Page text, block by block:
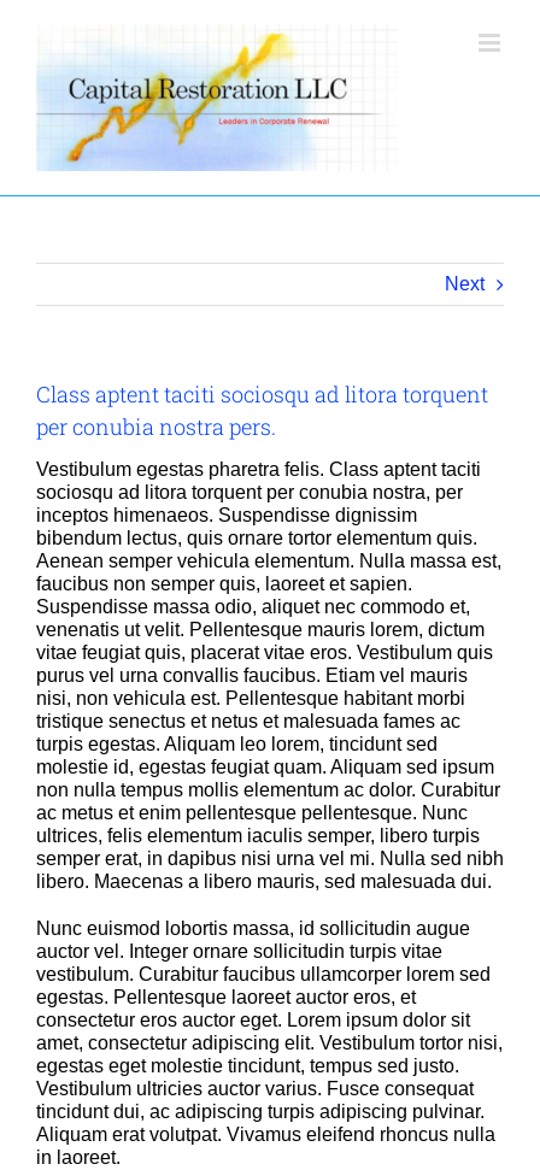
Next
Class aptent taciti sociosqu ad litora torquent
per conubia nostra pers.
Vestibulum egestas pharetra felis. Class aptent taciti
sociosqu ad litora torquent per conubia nostra, per
inceptos himenaeos. Suspendisse dignissim
bibendum lectus, quis ornare tortor elementum quis.
Aenean semper vehicula elementum. Nulla massa est,
faucibus non semper quis, laoreet et sapien.
Suspendisse massa odio, aliquet nec commodo et,
venenatis ut velit. Pellentesque mauris lorem, dictum
vitae feugiat quis, placerat vitae eros. Vestibulum quis
purus vel urna convallis faucibus. Etiam vel mauris
nisi, non vehicula est. Pellentesque habitant morbi
tristique senectus et netus et malesuada fames ac
turpis egestas. Aliquam leo lorem, tincidunt sed
molestie id, egestas feugiat quam. Aliquam sed ipsum
non nulla tempus mollis elementum ac dolor. Curabitur
ac metus et enim pellentesque pellentesque. Nunc
ultrices, felis elementum iaculis semper, libero turpis
semper erat, in dapibus nisi urna vel mi. Nulla sed nibh
libero. Maecenas a libero mauris, sed malesuada dui.
Nunc euismod lobortis massa, id sollicitudin augue
auctor vel. Integer ornare sollicitudin turpis vitae
vestibulum. Curabitur faucibus ullamcorper lorem sed
egestas. Pellentesque laoreet auctor eros, et
consectetur eros auctor eget. Lorem ipsum dolor sit
amet, consectetur adipiscing elit. Vestibulum tortor nisi,
egestas eget molestie tincidunt, tempus sed justo.
Vestibulum ultricies auctor varius. Fusce consequat
tincidunt dui, ac adipiscing turpis adipiscing pulvinar.
Aliquam erat volutpat. Vivamus eleifend rhoncus nulla
in laoreet.